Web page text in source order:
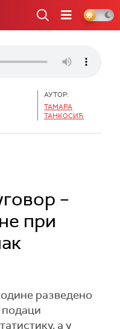
АУТОР:
ТАМАРА
ТАНКОСИЋ
–
при
разведено
подаци
а у